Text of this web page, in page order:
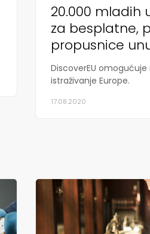
20.000 mladih
za besplatne,
propusnice
DiscoverEU
istraživanje Europe.
17.08.2020